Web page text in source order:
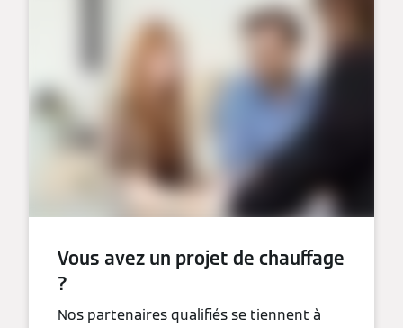
Vous avez un projet de chauffage
?
Nos partenaires qualifiés se tiennent à